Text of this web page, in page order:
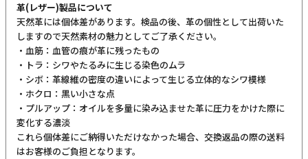
革(レザー)製品について
天然革には個体差があります。検品の後、革の個性として出荷いた
しますので天然素材の魅力としてご了承ください。
・血筋：血管の痕が革に残ったもの
・トラ：シワやたるみに生じる染色のムラ
・シボ：革線維の密度の違いによって生じる立体的なシワ模様
・ホクロ：黒い小さな点
・プルアップ：オイルを多量に染み込ませた革に圧力をかけた際に
変化する濃淡
これら個体差にご納得いただけなかった場合、交換返品の際の送料
はお客様のご負担となります。